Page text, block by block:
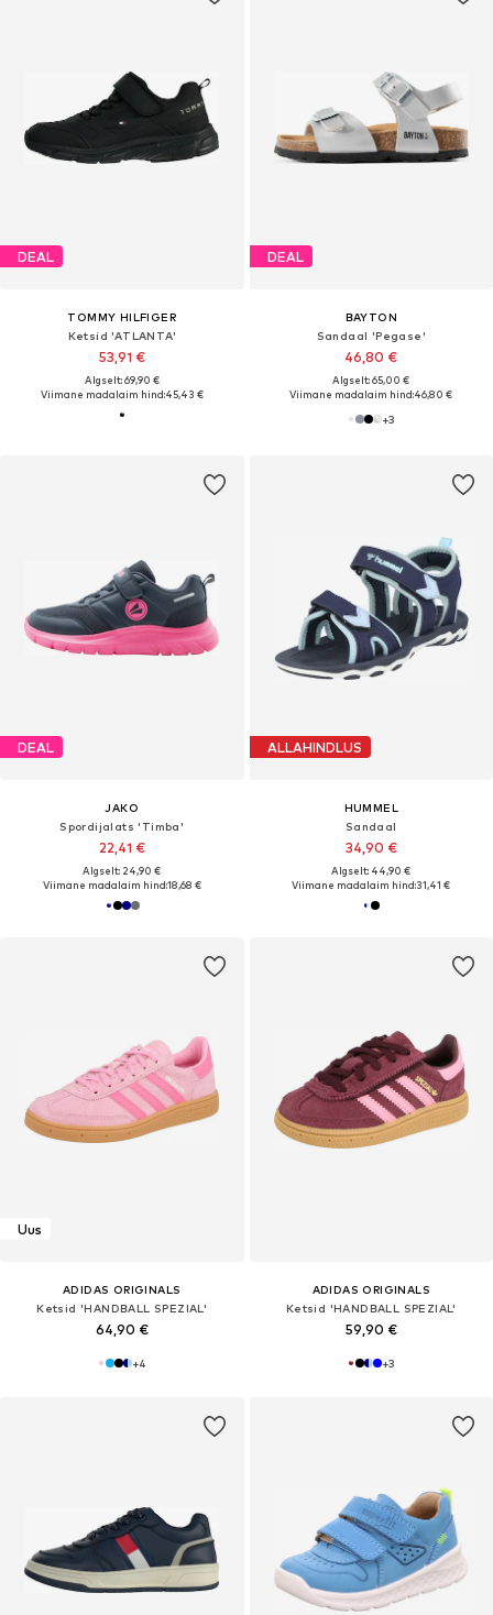
DEAL
TOMMY HILFIGER
Ketsid 'ATLANTA'
53,91 €
Algselt: 69,90 €
Viimane madalaim hind:45,43 €
DEAL
BAYTON
Sandaal 'Pegase'
46,80 €
Algselt: 65,00 €
Viimane madalaim hind:46,80 €
+3
DEAL
JAKO
Spordijalats 'Timba'
22,41 €
Algselt: 24,90 €
Viimane madalaim hind:18,68 €
ALLAHINDLUS
HUMMEL
Sandaal
34,90 €
Algselt: 44,90 €
Viimane madalaim hind:31,41 €
Uus
ADIDAS ORIGINALS
Ketsid 'HANDBALL SPEZIAL'
64,90 €
+4
ADIDAS ORIGINALS
Ketsid 'HANDBALL SPEZIAL'
59,90 €
+3